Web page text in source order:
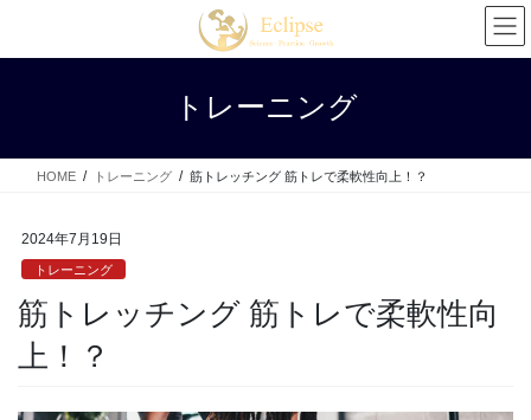
テ
ス
ゲ
ン
トレーニング
HOME トレーニング 筋トレッチング 筋トレで柔軟性向上！？
2024年7月19日
トレーニング
筋トレッチング 筋トレで柔軟性向
上！？